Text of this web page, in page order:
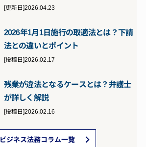
[更新日]2026.04.23
2026年1月1日施行の取適法とは？下請
法との違いとポイント
[投稿日]2026.02.17
残業が違法となるケースとは？弁護士
が詳しく解説
[投稿日]2026.02.16
ビジネス法務コラム一覧